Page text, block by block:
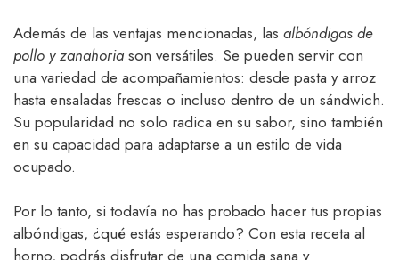
Además de las ventajas mencionadas, las albóndigas de
pollo y zanahoria son versátiles. Se pueden servir con
una variedad de acompañamientos: desde pasta y arroz
hasta ensaladas frescas o incluso dentro de un sándwich.
Su popularidad no solo radica en su sabor, sino también
en su capacidad para adaptarse a un estilo de vida
ocupado.
Por lo tanto, si todavía no has probado hacer tus propias
albóndigas, ¿qué estás esperando? Con esta receta al